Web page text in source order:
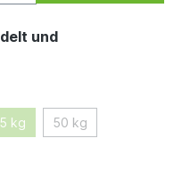
und
kg 50 kg